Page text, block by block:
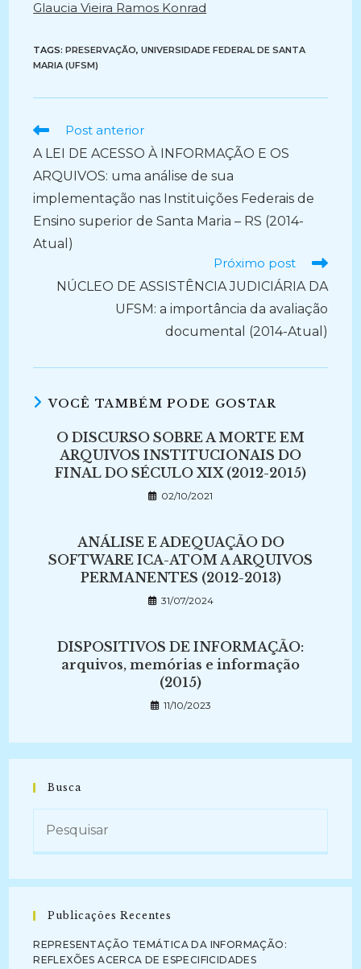
Glaucia Vieira Ramos Konrad
TAGS:PRESERVAÇÃO, UNIVERSIDADE FEDERAL DE SANTA
MARIA (UFSM)
Ler
artigos
Post anterior
A LEI DE ACESSO À INFORMAÇÃO E OS
ARQUIVOS: uma análise de sua
implementação nas Instituições Federais de
Ensino superior de Santa Maria – RS (2014-
Atual)
Próximo post
NÚCLEO DE ASSISTÊNCIA JUDICIÁRIA DA
UFSM: a importância da avaliação
documental (2014-Atual)
VOCÊ TAMBÉM PODE GOSTAR
O DISCURSO SOBRE A MORTE EM
ARQUIVOS INSTITUCIONAIS DO
FINAL DO SÉCULO XIX (2012-2015)
02/10/2021
ANÁLISE E ADEQUAÇÃO DO
SOFTWARE ICA-ATOM A ARQUIVOS
PERMANENTES (2012-2013)
31/07/2024
DISPOSITIVOS DE INFORMAÇÃO:
arquivos, memórias e informação
(2015)
11/10/2023
Busca
Publicações Recentes
REPRESENTAÇÃO TEMÁTICA DA INFORMAÇÃO:
REFLEXÕES ACERCA DE ESPECIFICIDADES